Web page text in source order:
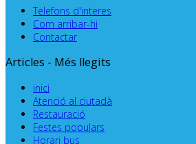
Telefons d'interes
Com arribar-hi
Contactar
Articles - Més llegits
inici
Atenció al ciutadà
Restauració
Festes populars
Horari bus